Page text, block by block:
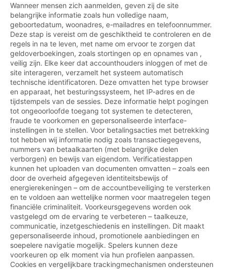
Wanneer mensen zich aanmelden, geven zij de site
belangrijke informatie zoals hun volledige naam,
geboortedatum, woonadres, e-mailadres en telefoonnummer.
Deze stap is vereist om de geschiktheid te controleren en de
regels in na te leven, met name om ervoor te zorgen dat
geldoverboekingen, zoals stortingen op en opnames van ,
veilig zijn. Elke keer dat accounthouders inloggen of met de
site interageren, verzamelt het systeem automatisch
technische identificatoren. Deze omvatten het type browser
en apparaat, het besturingssysteem, het IP-adres en de
tijdstempels van de sessies. Deze informatie helpt pogingen
tot ongeoorloofde toegang tot systemen te detecteren,
fraude te voorkomen en gepersonaliseerde interface-
instellingen in te stellen. Voor betalingsacties met betrekking
tot hebben wij informatie nodig zoals transactiegegevens,
nummers van betaalkaarten (met belangrijke delen
verborgen) en bewijs van eigendom. Verificatiestappen
kunnen het uploaden van documenten omvatten – zoals een
door de overheid afgegeven identiteitsbewijs of
energierekeningen – om de accountbeveiliging te versterken
en te voldoen aan wettelijke normen voor maatregelen tegen
financiële criminaliteit. Voorkeursgegevens worden ook
vastgelegd om de ervaring te verbeteren – taalkeuze,
communicatie, inzetgeschiedenis en instellingen. Dit maakt
gepersonaliseerde inhoud, promotionele aanbiedingen en
soepelere navigatie mogelijk. Spelers kunnen deze
voorkeuren op elk moment via hun profielen aanpassen.
Cookies en vergelijkbare trackingmechanismen ondersteunen